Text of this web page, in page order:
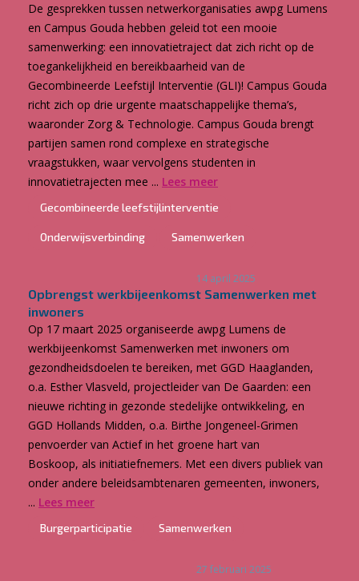
De gesprekken tussen netwerkorganisaties awpg Lumens
en Campus Gouda hebben geleid tot een mooie
samenwerking: een innovatietraject dat zich richt op de
toegankelijkheid en bereikbaarheid van de
Gecombineerde Leefstijl Interventie (GLI)! Campus Gouda
richt zich op drie urgente maatschappelijke thema’s,
waaronder Zorg & Technologie. Campus Gouda brengt
partijen samen rond complexe en strategische
vraagstukken, waar vervolgens studenten in
innovatietrajecten mee ... Lees meer
Gecombineerde leefstijlinterventie
Onderwijsverbinding Samenwerken
14 april 2025
Opbrengst werkbijeenkomst Samenwerken met
inwoners
Op 17 maart 2025 organiseerde awpg Lumens de
werkbijeenkomst Samenwerken met inwoners om
gezondheidsdoelen te bereiken, met GGD Haaglanden,
o.a. Esther Vlasveld, projectleider van De Gaarden: een
nieuwe richting in gezonde stedelijke ontwikkeling, en
GGD Hollands Midden, o.a. Birthe Jongeneel-Grimen
penvoerder van Actief in het groene hart van
Boskoop, als initiatiefnemers. Met een divers publiek van
onder andere beleidsambtenaren gemeenten, inwoners,
... Lees meer
Burgerparticipatie Samenwerken
27 februari 2025